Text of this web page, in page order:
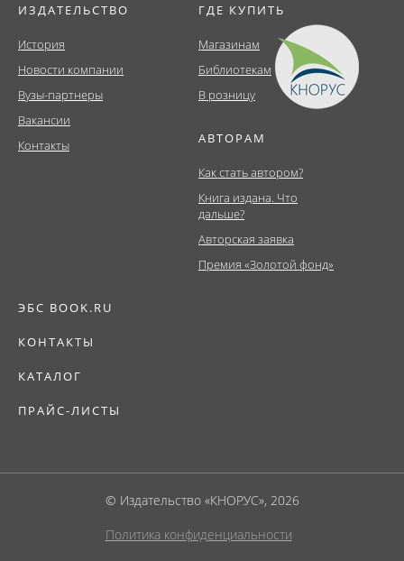
ИЗДАТЕЛЬСТВО
История
Новости компании
Вузы-партнеры
Вакансии
Контакты
ГДЕ КУПИТЬ
Магазинам
Библиотекам
В розницу
АВТОРАМ
Как стать автором?
Книга издана. Что
дальше?
Авторская заявка
Премия «Золотой фонд»
ЭБС BOOK.RU
КОНТАКТЫ
КАТАЛОГ
ПРАЙС-ЛИСТЫ
© Издательство «КНОРУС», 2026
Политика конфиденциальности